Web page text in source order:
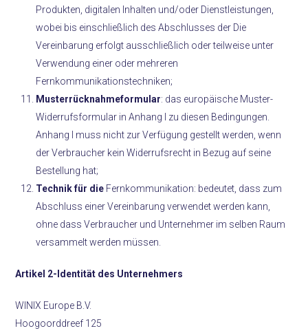
Produkten, digitalen Inhalten und/oder Dienstleistungen,
wobei bis einschließlich des Abschlusses der Die
Vereinbarung erfolgt ausschließlich oder teilweise unter
Verwendung einer oder mehreren
Fernkommunikationstechniken;
Musterrücknahmeformular: das europäische Muster-
Widerrufsformular in Anhang I zu diesen Bedingungen.
Anhang I muss nicht zur Verfügung gestellt werden, wenn
der Verbraucher kein Widerrufsrecht in Bezug auf seine
Bestellung hat;
Technik für die Fernkommunikation: bedeutet, dass zum
Abschluss einer Vereinbarung verwendet werden kann,
ohne dass Verbraucher und Unternehmer im selben Raum
versammelt werden müssen.
Artikel 2-Identität des Unternehmers
WINIX Europe B.V.
Hoogoorddreef 125